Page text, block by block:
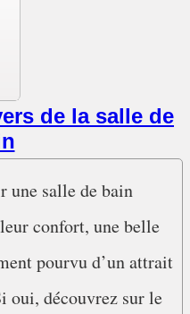
de la salle de
une salle de bain
confort, une belle
pourvu d’un attrait
oui, découvrez sur le